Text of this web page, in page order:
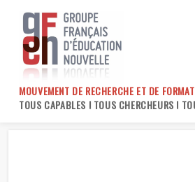
content
MOUVEMENT DE RECHERCHE ET DE
TOUS CAPABLES ! TOUS CHERCHEURS !